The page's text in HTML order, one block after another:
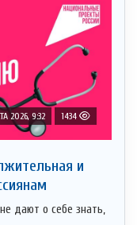
2026, 9:32 1434
и
дают о себе знать,